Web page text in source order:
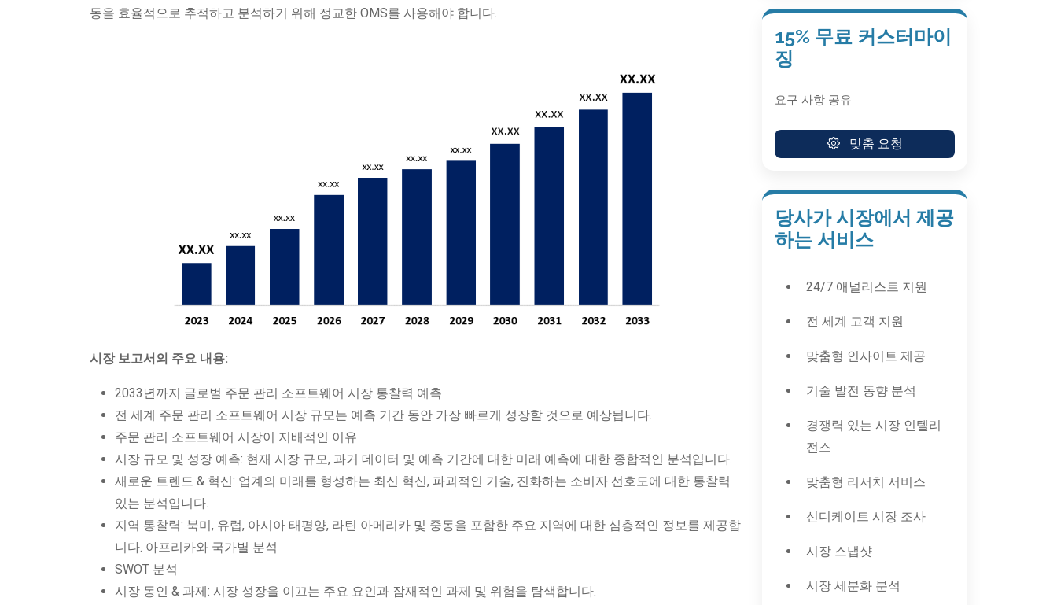
동을 효율적으로 추적하고 분석하기 위해 정교한 OMS를 사용해야 합니다.
시장 보고서의 주요 내용:
2033년까지 글로벌 주문 관리 소프트웨어 시장 통찰력 예측
전 세계 주문 관리 소프트웨어 시장 규모는 예측 기간 동안 가장 빠르게 성장할 것으로 예상됩니다.
주문 관리 소프트웨어 시장이 지배적인 이유
시장 규모 및 성장 예측: 현재 시장 규모, 과거 데이터 및 예측 기간에 대한 미래 예측에 대한 종합적인 분석입니다.
새로운 트렌드 & 혁신: 업계의 미래를 형성하는 최신 혁신, 파괴적인 기술, 진화하는 소비자 선호도에 대한 통찰력
있는 분석입니다.
지역 통찰력: 북미, 유럽, 아시아 태평양, 라틴 아메리카 및 중동을 포함한 주요 지역에 대한 심층적인 정보를 제공합
니다. 아프리카와 국가별 분석
SWOT 분석
시장 동인 & 과제: 시장 성장을 이끄는 주요 요인과 잠재적인 과제 및 위험을 탐색합니다.
15% 무료 커스터마이
징
요구 사항 공유
맞춤 요청
당사가 시장에서 제공
하는 서비스
24/7 애널리스트 지원
전 세계 고객 지원
맞춤형 인사이트 제공
기술 발전 동향 분석
경쟁력 있는 시장 인텔리
전스
맞춤형 리서치 서비스
신디케이트 시장 조사
시장 스냅샷
시장 세분화 분석